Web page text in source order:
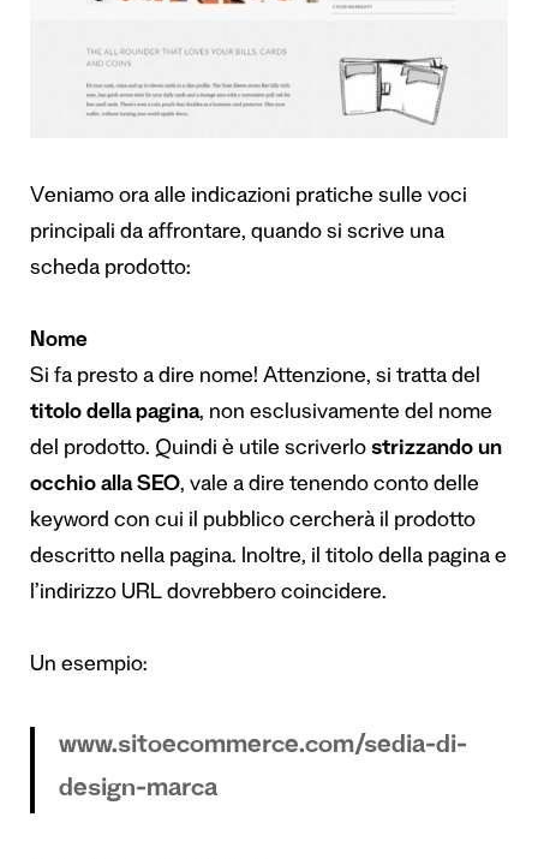
Veniamo ora alle indicazioni pratiche sulle voci
principali da affrontare, quando si scrive una
scheda prodotto:
Nome
Si fa presto a dire nome! Attenzione, si tratta del
titolo della pagina, non esclusivamente del nome
del prodotto. Quindi è utile scriverlo strizzando un
occhio alla SEO, vale a dire tenendo conto delle
keyword con cui il pubblico cercherà il prodotto
descritto nella pagina. Inoltre, il titolo della pagina e
l’indirizzo URL dovrebbero coincidere.
Un esempio:
www.sitoecommerce.com/sedia-di-
design-marca